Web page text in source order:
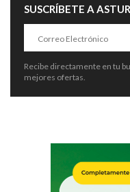
SUSCRÍBETE A
Recibe directamente en tu
mejores ofertas.